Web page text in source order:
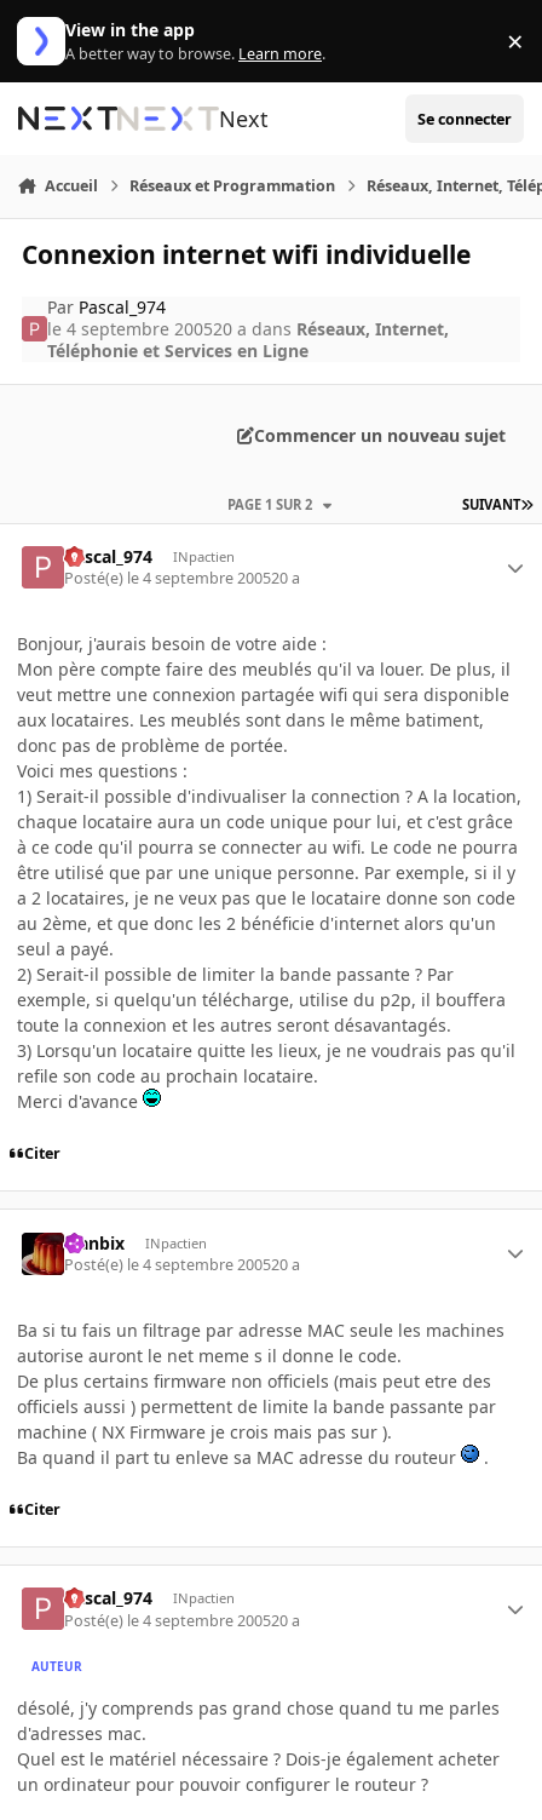
Aller au contenu
View in the app
A better way to browse. Learn more. ×
Next Se connecter
Accueil Réseaux et Programmation Réseaux, Internet,
Connexion internet wifi individuelle
Par Pascal_974
le 4 septembre 200520 a dans Réseaux, Internet,
Téléphonie et Services en Ligne
Commencer un nouveau sujet
SUIVANT
PAGE 1 SUR 2
Pascal_974 INpactien
Posté(e) le 4 septembre 200520 a
Bonjour, j'aurais besoin de votre aide :
Mon père compte faire des meublés qu'il va louer. De plus, il
veut mettre une connexion partagée wifi qui sera disponible
aux locataires. Les meublés sont dans le même batiment,
donc pas de problème de portée.
Voici mes questions :
1) Serait-il possible d'indivualiser la connection ? A la location,
chaque locataire aura un code unique pour lui, et c'est grâce
à ce code qu'il pourra se connecter au wifi. Le code ne pourra
être utilisé que par une unique personne. Par exemple, si il y
a 2 locataires, je ne veux pas que le locataire donne son code
au 2ème, et que donc les 2 bénéficie d'internet alors qu'un
seul a payé.
2) Serait-il possible de limiter la bande passante ? Par
exemple, si quelqu'un télécharge, utilise du p2p, il bouffera
toute la connexion et les autres seront désavantagés.
3) Lorsqu'un locataire quitte les lieux, je ne voudrais pas qu'il
refile son code au prochain locataire.
Merci d'avance
Citer
Flanbix INpactien
Posté(e) le 4 septembre 200520 a
Ba si tu fais un filtrage par adresse MAC seule les machines
autorise auront le net meme s il donne le code.
De plus certains firmware non officiels (mais peut etre des
officiels aussi ) permettent de limite la bande passante par
machine ( NX Firmware je crois mais pas sur ).
Ba quand il part tu enleve sa MAC adresse du routeur
.
Citer
Pascal_974 INpactien
Posté(e) le 4 septembre 200520 a
AUTEUR
désolé, j'y comprends pas grand chose quand tu me parles
d'adresses mac.
Quel est le matériel nécessaire ? Dois-je également acheter
un ordinateur pour pouvoir configurer le routeur ?